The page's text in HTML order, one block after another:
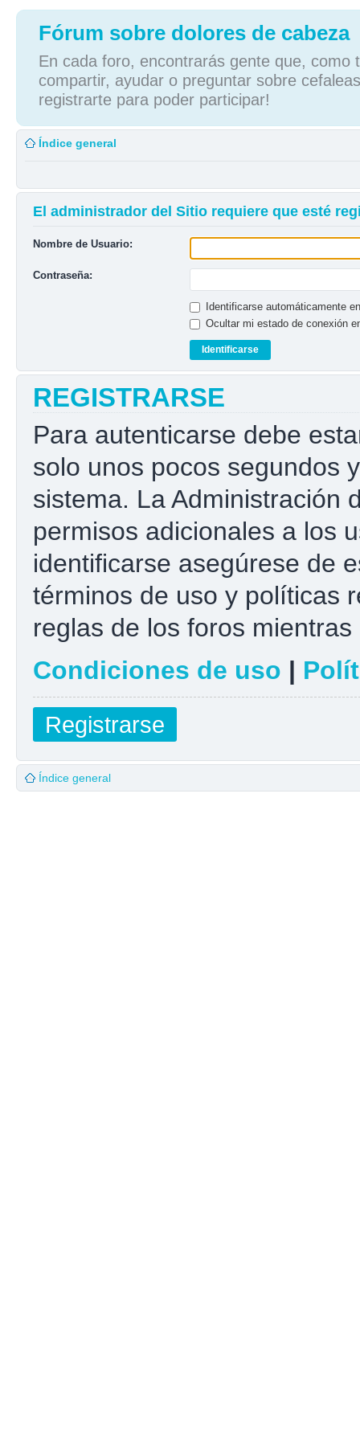
Fórum sobre dolores de cabeza
En cada foro, encontrarás gente que, como
compartir, ayudar o preguntar sobre
registrarte para poder participar!
Índice general
El administrador del Sitio requiere que esté
Nombre de Usuario:
Contraseña:
Identificarse automáticamente
Ocultar mi estado de conexión
REGISTRARSE
Para autenticarse debe
solo unos pocos segundos
sistema. La Administración
permisos adicionales a los
identificarse asegúrese de
términos de uso y políticas
reglas de los foros
Condiciones de uso |
Registrarse
Índice general